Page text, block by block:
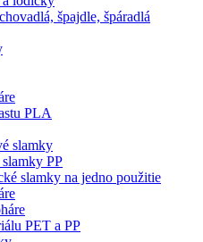
špajdle, špáradlá
PLA
slamky
PP
slamky na jedno použitie
PET a PP